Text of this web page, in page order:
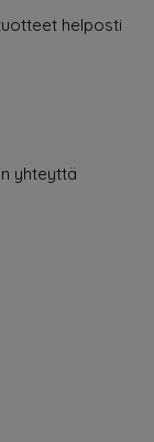
helposti
yhteyttä